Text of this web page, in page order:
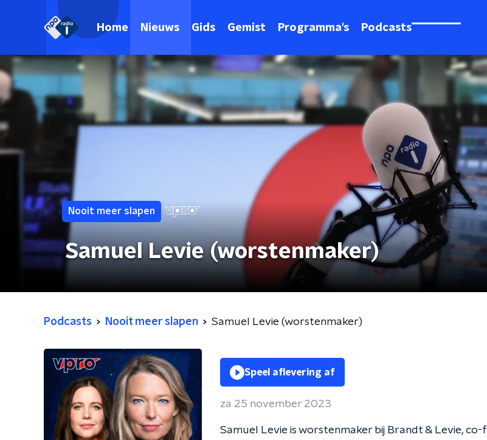
Home Nieuws Gids Gemist Programma's Podcasts
Nooit meer slapen
Samuel Levie (worstenmaker)
Podcasts Nooit meer slapen Samuel Levie (worstenmaker)
Speel aflevering af
za 25 november 2023
Samuel Levie is worstenmaker bij Brandt & Levie, co-